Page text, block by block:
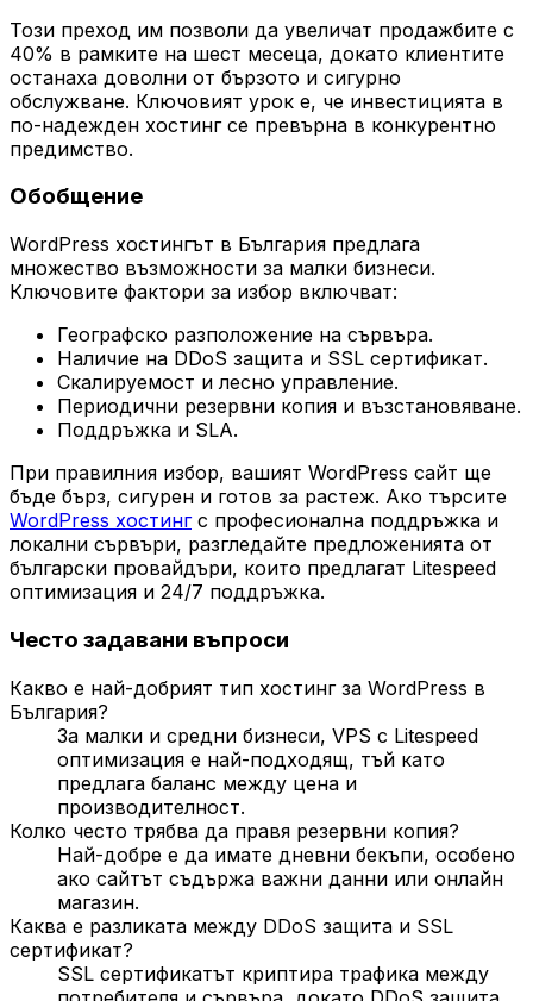
Този преход им позволи да увеличат продажбите с
40% в рамките на шест месеца, докато клиентите
останаха доволни от бързото и сигурно
обслужване. Ключовият урок е, че инвестицията в
по-надежден хостинг се превърна в конкурентно
предимство.
Обобщение
WordPress хостингът в България предлага
множество възможности за малки бизнеси.
Ключовите фактори за избор включват:
Географско разположение на сървъра.
Наличие на DDoS защита и SSL сертификат.
Скалируемост и лесно управление.
Периодични резервни копия и възстановяване.
Поддръжка и SLA.
При правилния избор, вашият WordPress сайт ще
бъде бърз, сигурен и готов за растеж. Ако търсите
WordPress хостингс професионална поддръжка и
локални сървъри, разгледайте предложенията от
български провайдъри, които предлагат Litespeed
оптимизация и 24/7 поддръжка.
Често задавани въпроси
Какво е най-добрият тип хостинг за WordPress в
България?
За малки и средни бизнеси, VPS с Litespeed
оптимизация е най-подходящ, тъй като
предлага баланс между цена и
производителност.
Колко често трябва да правя резервни копия?
Най-добре е да имате дневни бекъпи, особено
ако сайтът съдържа важни данни или онлайн
магазин.
Каква е разликата между DDoS защита и SSL
сертификат?
SSL сертификатът криптира трафика между